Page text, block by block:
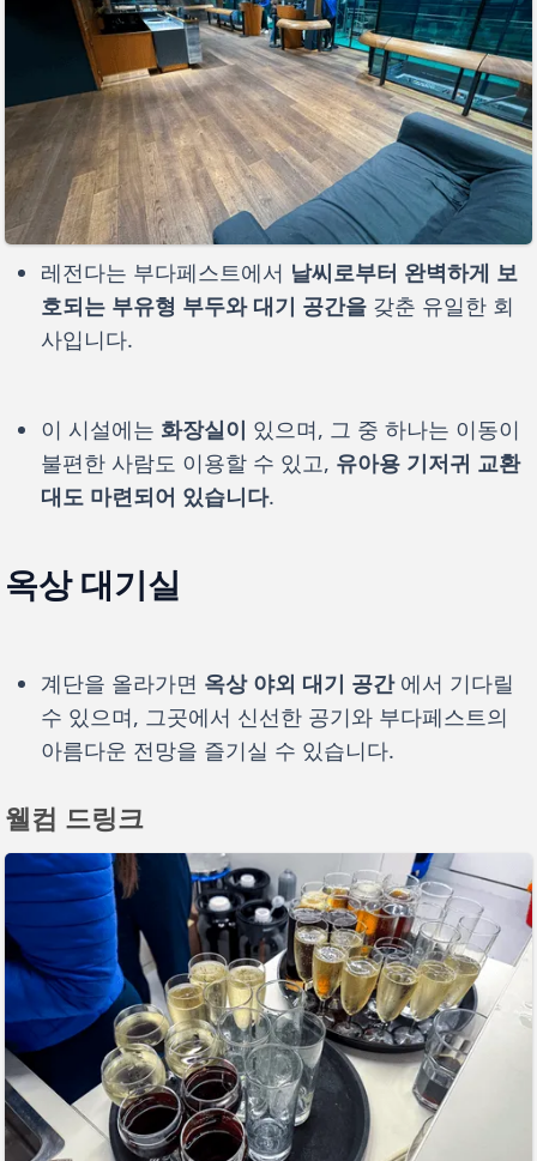
레전다는 부다페스트에서 날씨로부터 완벽하게 보
호되는 부유형 부두와 대기 공간을 갖춘 유일한 회
사입니다.
이 시설에는 화장실이 있으며, 그 중 하나는 이동이
불편한 사람도 이용할 수 있고, 유아용 기저귀 교환
대도 마련되어 있습니다.
옥상 대기실
계단을 올라가면 옥상 야외 대기 공간에서 기다릴
수 있으며, 그곳에서 신선한 공기와 부다페스트의
아름다운 전망을 즐기실 수 있습니다.
웰컴 드링크